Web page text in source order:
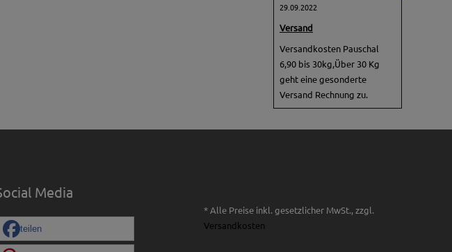
29.09.2022
Versand
Versandkosten Pauschal
6,90 bis 30kg,Über 30 Kg
geht eine gesonderte
Versand Rechnung zu.
Media
teilen
* Alle Preise inkl. gesetzlicher MwSt., zzgl.
Versandkosten